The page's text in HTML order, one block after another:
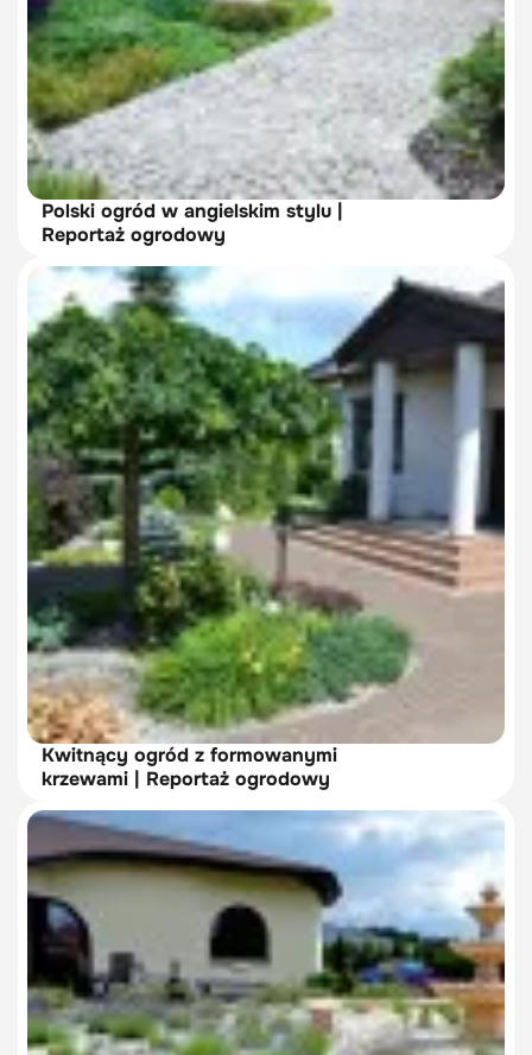
Polski ogród w angielskim stylu |
Reportaż ogrodowy
Kwitnący ogród z formowanymi
krzewami | Reportaż ogrodowy